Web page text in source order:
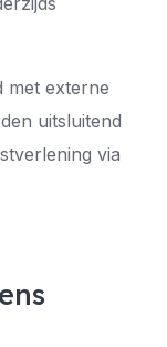
met externe
uitsluitend
via